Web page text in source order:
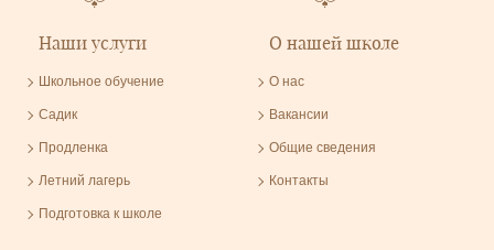
Наши услуги
Школьное обучение
Садик
Продленка
Летний лагерь
Подготовка к школе
О нашей школе
О нас
Вакансии
Общие сведения
Контакты